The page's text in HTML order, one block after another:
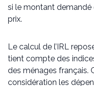
si le montant demandé
prix.
Le calcul de l’IRL
tient compte des
des ménages français.
considération les